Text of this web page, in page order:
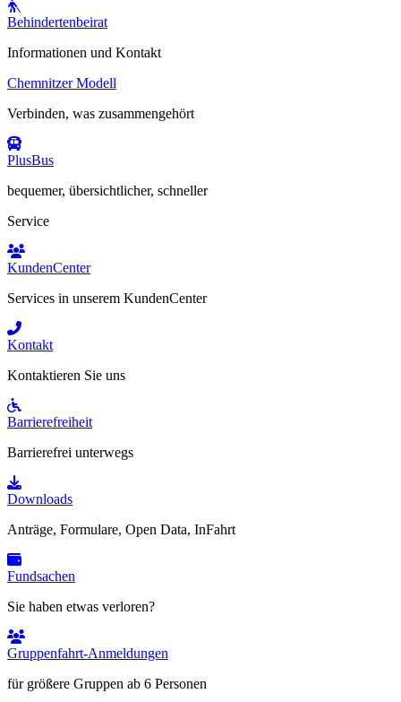
Behindertenbeirat
Informationen und Kontakt
Chemnitzer Modell
Verbinden, was zusammengehört
PlusBus
bequemer, übersichtlicher, schneller
Service
KundenCenter
Services in unserem KundenCenter
Kontakt
Kontaktieren Sie uns
Barrierefreiheit
Barrierefrei unterwegs
Downloads
Anträge, Formulare, Open Data, InFahrt
Fundsachen
Sie haben etwas verloren?
Gruppenfahrt-Anmeldungen
für größere Gruppen ab 6 Personen